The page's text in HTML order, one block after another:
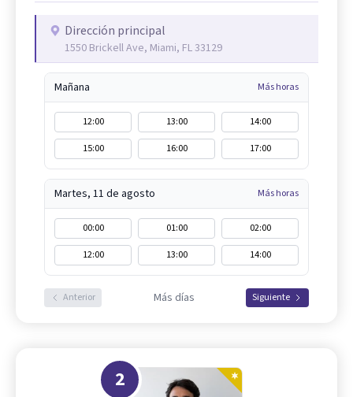
Dirección principal
1550 Brickell Ave, Miami, FL 33129
Mañana Más horas
12:00 13:00
14:00
15:00
16:00 17:00
Martes, 11 de agosto Más horas
00:00 01:00
02:00
12:00
13:00 14:00
Anterior Más días Siguiente
2